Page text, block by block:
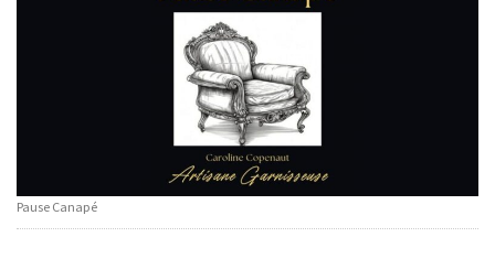
Pause Canapé